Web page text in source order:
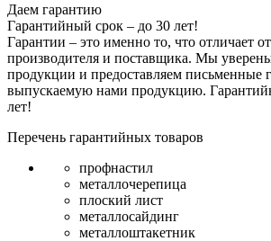
Даем гарантию
Гарантийный срок – до 30 лет!
Гарантии – это именно то, что отличает
производителя и поставщика. Мы
продукции и предоставляем письменные
выпускаемую нами продукцию.
лет!
Перечень гарантийных товаров
профнастил
металлочерепица
плоский лист
металлосайдинг
металлоштакетник